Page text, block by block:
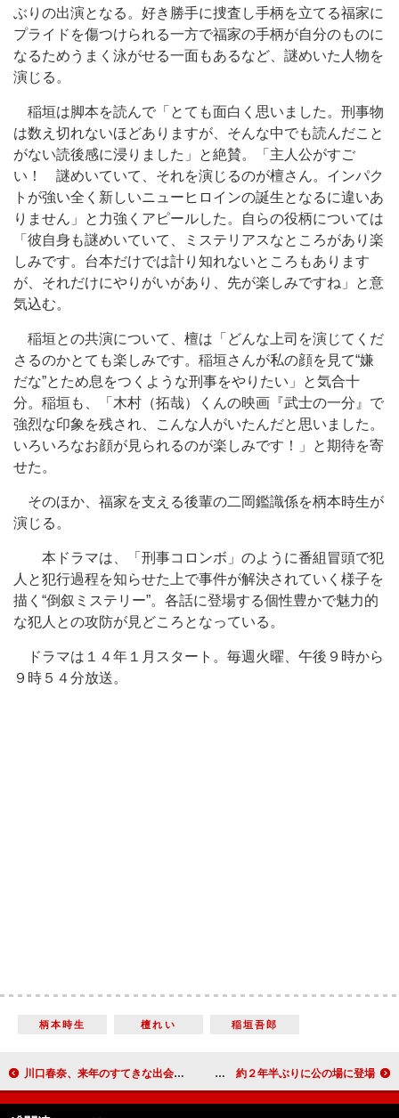
ぶりの出演となる。好き勝手に捜査し手柄を立てる福家に
プライドを傷つけられる一方で福家の手柄が自分のものに
なるためうまく泳がせる一面もあるなど、謎めいた人物を
演じる。
稲垣は脚本を読んで「とても面白く思いました。刑事物
は数え切れないほどありますが、そんな中でも読んだこと
がない読後感に浸りました」と絶賛。「主人公がすご
い！ 謎めいていて、それを演じるのが檀さん。インパク
トが強い全く新しいニューヒロインの誕生となるに違いあ
りません」と力強くアピールした。自らの役柄については
「彼自身も謎めいていて、ミステリアスなところがあり楽
しみです。台本だけでは計り知れないところもあります
が、それだけにやりがいがあり、先が楽しみですね」と意
気込む。
稲垣との共演について、檀は「どんな上司を演じてくだ
さるのかとても楽しみです。稲垣さんが私の顔を見て“嫌
だな”とため息をつくような刑事をやりたい」と気合十
分。稲垣も、「木村（拓哉）くんの映画『武士の一分』で
強烈な印象を残され、こんな人がいたんだと思いました。
いろいろなお顔が見られるのが楽しみです！」と期待を寄
せた。
そのほか、福家を支える後輩の二岡鑑識係を柄本時生が
演じる。
本ドラマは、「刑事コロンボ」のように番組冒頭で犯
人と犯行過程を知らせた上で事件が解決されていく様子を
描く“倒叙ミステリー”。各話に登場する個性豊かで魅力的
な犯人との攻防が見どころとなっている。
ドラマは１４年１月スタート。毎週火曜、午後９時から
９時５４分放送。
柄本時生 檀れい 稲垣吾郎
川口春奈、来年のすてきな出会いに期待 「自分の代表作といえる作品に出会いたい」 水嶋ヒロ、主演復帰作『黒執事』が完成 約２年半ぶりに公の場に登場